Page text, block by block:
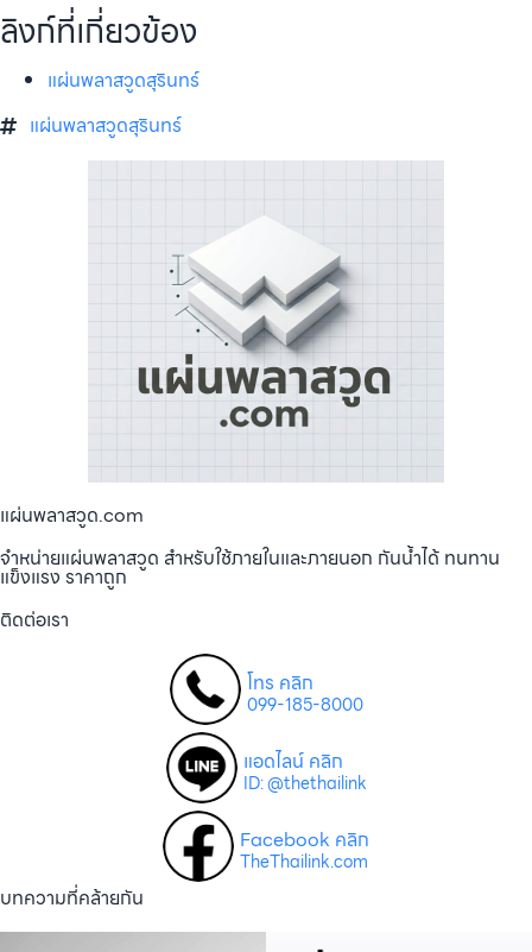
ลิงก์ที่เกี่ยวข้อง
แผ่นพลาสวูดสุรินทร์
แผ่นพลาสวูดสุรินทร์
แผ่นพลาสวูด.com
จำหน่ายแผ่นพลาสวูด สำหรับใช้ภายในและภายนอก กันน้ำได้ ทนทาน
แข็งแรง ราคาถูก
ติดต่อเรา
โทร คลิก
099-185-8000
แอดไลน์ คลิก
ID: @thethailink
Facebook คลิก
TheThailink.com
บทความที่คล้ายกัน